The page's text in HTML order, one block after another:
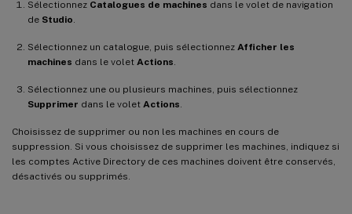
Sélectionnez Catalogues de machines dans le volet de navigation
de Studio
Sélectionnez un catalogue, puis sélectionnez Afficher les
machines dans le volet Actions
Sélectionnez une ou plusieurs machines, puis sélectionnez
Supprimer dans le volet Actions
Choisissez de supprimer ou non les machines en cours de
suppression. Si vous choisissez de supprimer les machines, indiquez si
les comptes Active Directory de ces machines doivent être conservés,
désactivés ou supprimés.